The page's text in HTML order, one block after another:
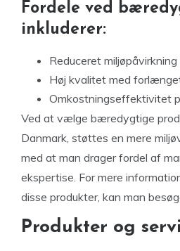
Fordele ved
inkluderer:
Reduceret miljøpåvirkning
Høj kvalitet med
Omkostningseffektivitet
Ved at vælge bæredygtige
Danmark, støttes en mere
med at man drager fordel af
ekspertise. For mere
disse produkter, kan man
Produkter og